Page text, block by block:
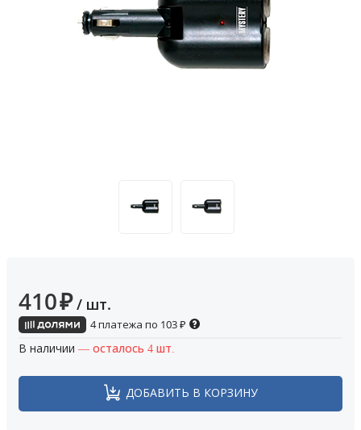
410₽ / шт.
4 платежа по 103₽
В наличии — осталось 4 шт.
ДОБАВИТЬ В КОРЗИНУ